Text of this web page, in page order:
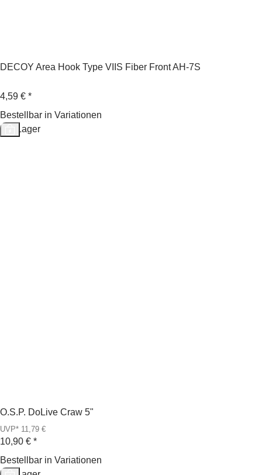
DECOY Area Hook Type VIIS Fiber Front AH-7S
4,59 € *
Bestellbar in Variationen
Auf Lager
O.S.P. DoLive Craw 5"
UVP* 11,79 €
10,90 € *
Bestellbar in Variationen